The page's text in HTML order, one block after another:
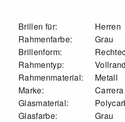
Brillen für:
Herren
Rahmenfarbe:
Grau
Brillenform:
Rahmentyp:
Vollrand
Rahmenmaterial:
Metall
Marke:
Carrera
Glasmaterial:
Glasfarbe:
Grau